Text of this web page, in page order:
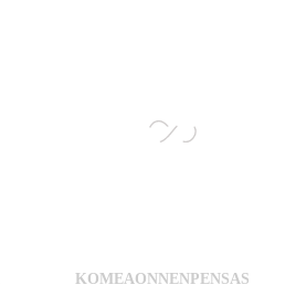
KOMEAONNENPENSAS